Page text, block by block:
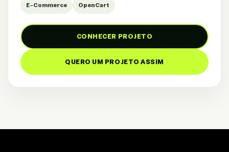
E-Commerce OpenCart
CONHECER PROJETO
QUERO UM PROJETO ASSIM